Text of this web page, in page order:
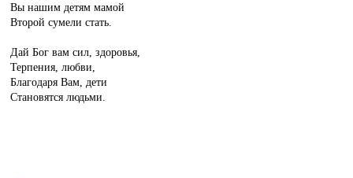
Вы нашим детям мамой
Второй сумели стать.
Дай Бог вам сил, здоровья,
Терпения, любви,
Благодаря Вам, дети
Становятся людьми.